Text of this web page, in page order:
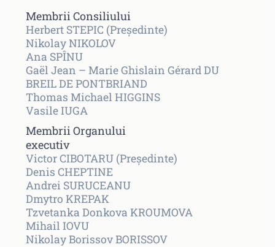
Membrii Consiliului
Herbert STEPIC (Președinte)
Nikolay NIKOLOV
Ana SPÎNU
Gaël Jean – Marie Ghislain Gérard DU
BREIL DE PONTBRIAND
Thomas Michael HIGGINS
Vasile IUGA
Membrii Organului
executiv
Victor CIBOTARU (Președinte)
Denis CHEPTINE
Andrei SURUCEANU
Dmytro KREPAK
Tzvetanka Donkova KROUMOVA
Mihail IOVU
Nikolay Borissov BORISSOV